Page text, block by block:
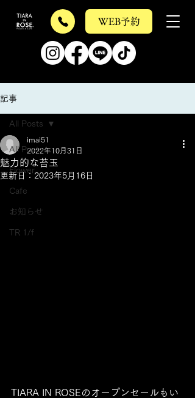
WEB予約
記事
All Posts
Flower
Cafe
お知らせ
TR 1/f
All Posts
魅力的な苔玉
imai51
2022年10月31日
更新日： 2023年5月16日
TIARA IN ROSEのオープンセールもい